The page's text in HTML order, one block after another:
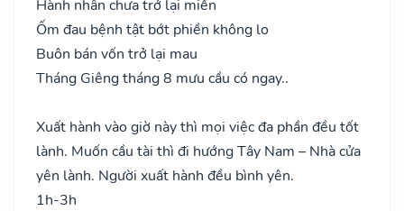
Hành nhân chưa trở lại miền
Ốm đau bệnh tật bớt phiền không lo
Buôn bán vốn trở lại mau
Tháng Giêng tháng 8 mưu cầu có ngay..
Xuất hành vào giờ này thì mọi việc đa phần đều tốt
lành. Muốn cầu tài thì đi hướng Tây Nam – Nhà cửa
yên lành. Người xuất hành đều bình yên.
1h-3h